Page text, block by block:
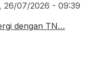
26/07/2026 - 09:39
dengan TN…